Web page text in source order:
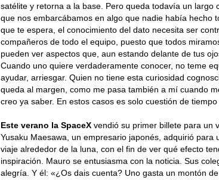
satélite y retorna a la base. Pero queda todavía un largo
que nos embarcábamos en algo que nadie había hecho
que te espera, el conocimiento del dato necesita ser
compañeros de todo el equipo, puesto que todos
pueden ver aspectos que, aun estando delante de tus
Cuando uno quiere verdaderamente conocer, no teme
ayudar, arriesgar. Quien no tiene esta curiosidad
queda al margen, como me pasa también a mí cuando
creo ya saber. En estos casos es solo cuestión de
Este verano la SpaceX vendió su primer billete para un
Yusaku Maesawa, un empresario japonés, adquirió para
viaje alrededor de la luna, con el fin de ver qué efecto
inspiración. Mauro se entusiasma con la noticia. Sus
alegría. Y él: «¿Os dais cuenta? Uno gasta un montón